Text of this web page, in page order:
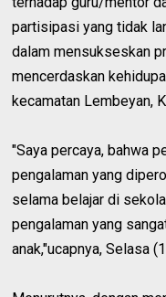
partisipasi yang tidak
dalam mensukseskan
mencerdaskan
kecamatan Lembeyan,
"Saya percaya, bahwa
pengalaman yang
selama belajar di
pengalaman yang
anak,"ucapnya, Selasa